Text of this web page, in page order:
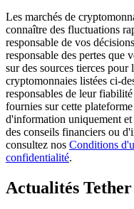
Guide
Guide de démarrage
Les marchés de
connaître des fluctuations
responsable de vos
responsable des pertes que
sur des sources tierces
cryptomonnaies listées ci-
responsables de leur
fournies sur cette
d'information uniquement et
des conseils financiers ou
consultez nos Conditions
confidentialité.
Actualités